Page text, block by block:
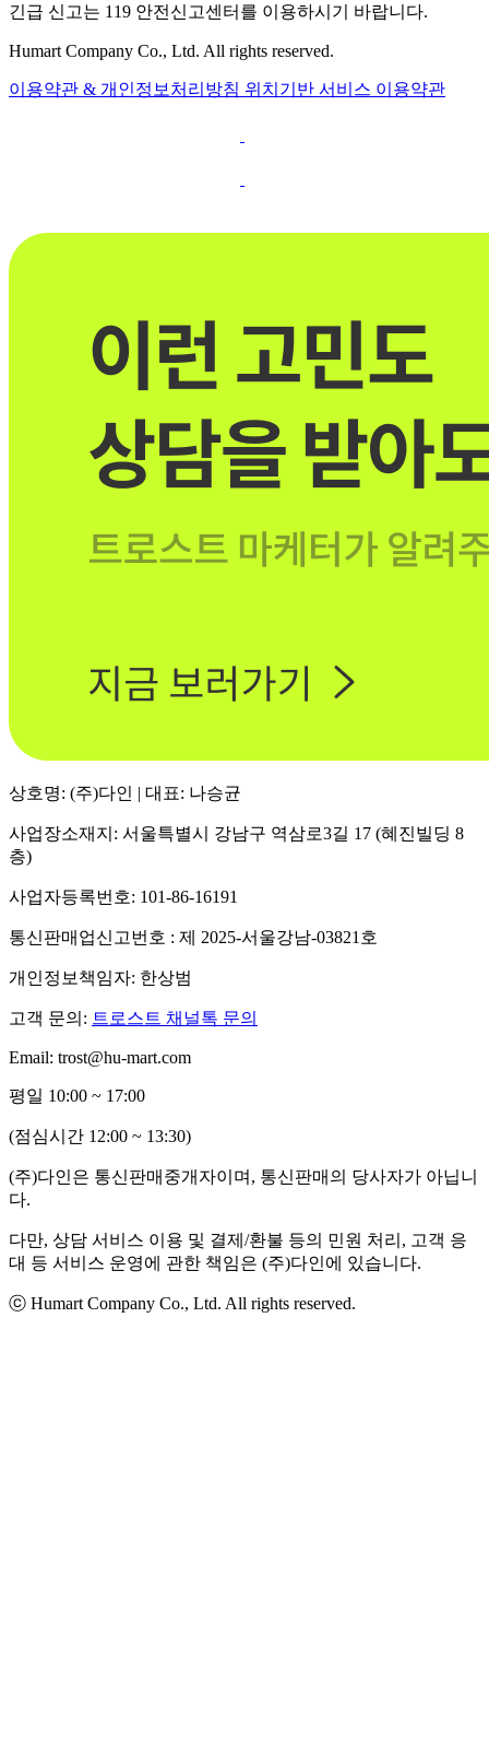
긴급 신고는 119 안전신고센터를 이용하시기 바랍니다.
Humart Company Co., Ltd. All rights reserved.
이용약관 & 개인정보처리방침 위치기반 서비스 이용약관
상호명: (주)다인 | 대표: 나승균
사업장소재지: 서울특별시 강남구 역삼로3길 17 (혜진빌딩 8
층)
사업자등록번호: 101-86-16191
통신판매업신고번호 : 제 2025-서울강남-03821호
개인정보책임자: 한상범
고객 문의: 트로스트 채널톡 문의
Email: trost@hu-mart.com
평일 10:00 ~ 17:00
(점심시간 12:00 ~ 13:30)
(주)다인은 통신판매중개자이며, 통신판매의 당사자가 아닙니
다.
다만, 상담 서비스 이용 및 결제/환불 등의 민원 처리, 고객 응
대 등 서비스 운영에 관한 책임은 (주)다인에 있습니다.
ⓒ Humart Company Co., Ltd. All rights reserved.